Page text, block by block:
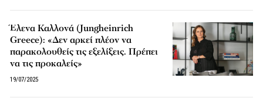
Έλενα Καλλονά (Jungheinrich
Greece): «Δεν αρκεί πλέον να
παρακολουθείς τις εξελίξεις. Πρέπει
να τις προκαλείς»
19/07/2025